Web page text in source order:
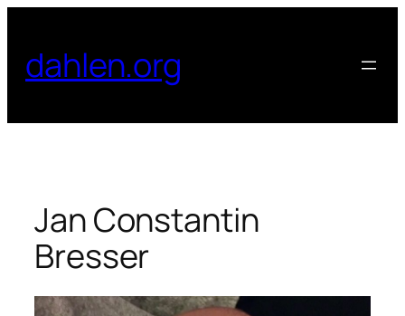
springen
dahlen.org
Jan Constantin
Bresser